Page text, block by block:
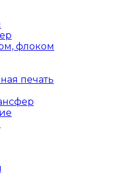
флоком
печать